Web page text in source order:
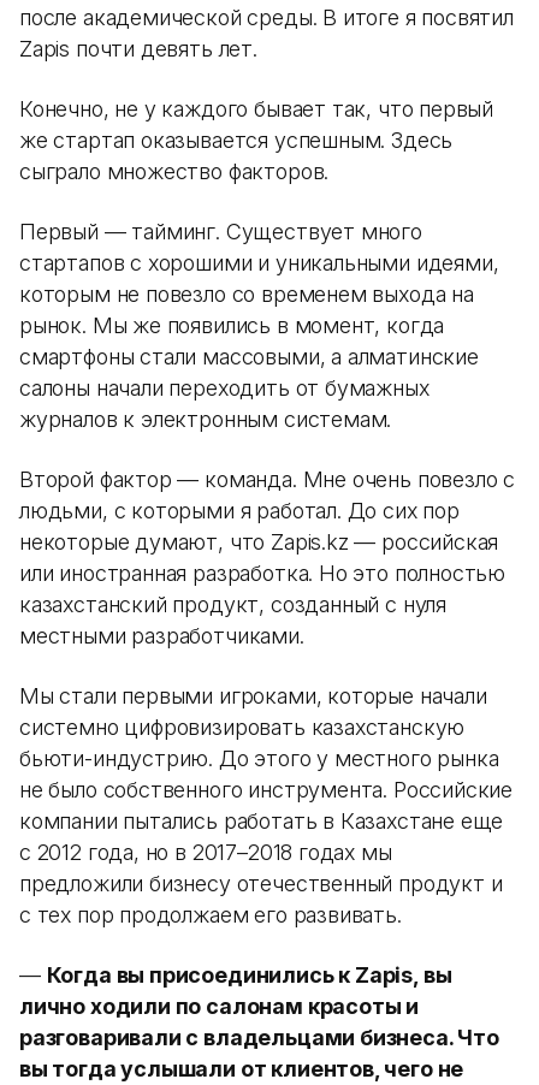
после академической среды. В итоге я посвятил
Zapis почти девять лет.
Конечно, не у каждого бывает так, что первый
же стартап оказывается успешным. Здесь
сыграло множество факторов.
Первый — тайминг. Существует много
стартапов с хорошими и уникальными идеями,
которым не повезло со временем выхода на
рынок. Мы же появились в момент, когда
смартфоны стали массовыми, а алматинские
салоны начали переходить от бумажных
журналов к электронным системам.
Второй фактор — команда. Мне очень повезло с
людьми, с которыми я работал. До сих пор
некоторые думают, что Zapis.kz — российская
или иностранная разработка. Но это полностью
казахстанский продукт, созданный с нуля
местными разработчиками.
Мы стали первыми игроками, которые начали
системно цифровизировать казахстанскую
бьюти-индустрию. До этого у местного рынка
не было собственного инструмента. Российские
компании пытались работать в Казахстане еще
с 2012 года, но в 2017–2018 годах мы
предложили бизнесу отечественный продукт и
с тех пор продолжаем его развивать.
— Когда вы присоединились к Zapis, вы
лично ходили по салонам красоты и
разговаривали с владельцами бизнеса. Что
вы тогда услышали от клиентов, чего не